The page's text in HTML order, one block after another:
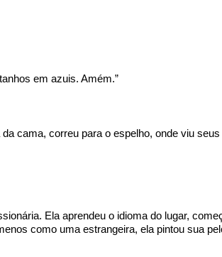
em azuis. Amém.”
cama, correu para o espelho, onde viu
Ela aprendeu o idioma do lugar,
como uma estrangeira, ela pintou sua